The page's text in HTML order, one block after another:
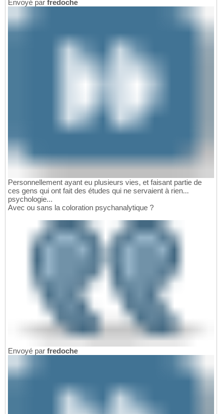
Envoyé par fredoche
Personnellement ayant eu plusieurs vies, et faisant partie de
ces gens qui ont fait des études qui ne servaient à rien...
psychologie...
Avec ou sans la coloration psychanalytique ?
Envoyé par fredoche